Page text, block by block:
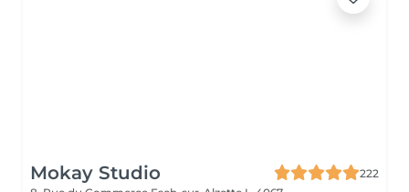
Mokay Studio
222